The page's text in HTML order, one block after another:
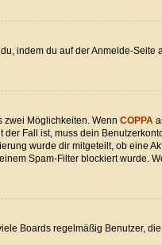
indem du auf der Anmelde-Seite
zwei Möglichkeiten. Wenn COPPA
Fall ist, muss dein
wurde dir mitgeteilt, ob eine
Spam-Filter blockiert wurde.
Boards regelmäßig Benutzer,